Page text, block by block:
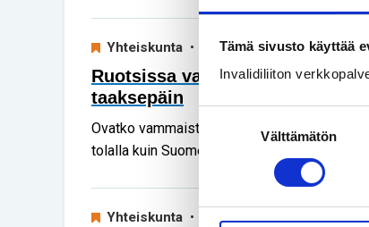
Tämä sivusto käyttää
Invalidiliiton
valinta
Välttämätön
Yhteiskunta • 18.05.2026
Ruotsissa vammaispolitiikka on
taaksepäin
Ovatko vammaisten ihmisten oikeudet
tolalla kuin Suomessa? Ken Gammelgårdin
Yhteiskunta • 13.04.2026